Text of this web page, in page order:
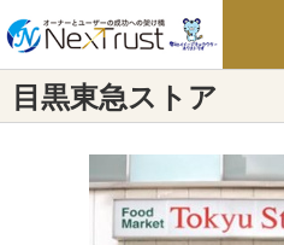
目黒東急ストア